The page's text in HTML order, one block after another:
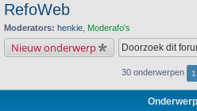
RefoWeb
Moderators: henkie Moderafo's
Nieuw onderwerp
30 onderwerpen 1